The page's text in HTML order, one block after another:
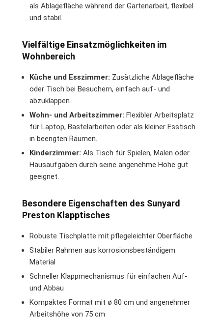
als Ablagefläche während der Gartenarbeit, flexibel
und stabil.
Vielfältige Einsatzmöglichkeiten im
Wohnbereich
Küche und Esszimmer: Zusätzliche Ablagefläche
oder Tisch bei Besuchern, einfach auf- und
abzuklappen.
Wohn- und Arbeitszimmer: Flexibler Arbeitsplatz
für Laptop, Bastelarbeiten oder als kleiner Esstisch
in beengten Räumen.
Kinderzimmer: Als Tisch für Spielen, Malen oder
Hausaufgaben durch seine angenehme Höhe gut
geeignet.
Besondere Eigenschaften des Sunyard
Preston Klapptisches
Robuste Tischplatte mit pflegeleichter Oberfläche
Stabiler Rahmen aus korrosionsbeständigem
Material
Schneller Klappmechanismus für einfachen Auf-
und Abbau
Kompaktes Format mit ø 80 cm und angenehmer
Arbeitshöhe von 75 cm